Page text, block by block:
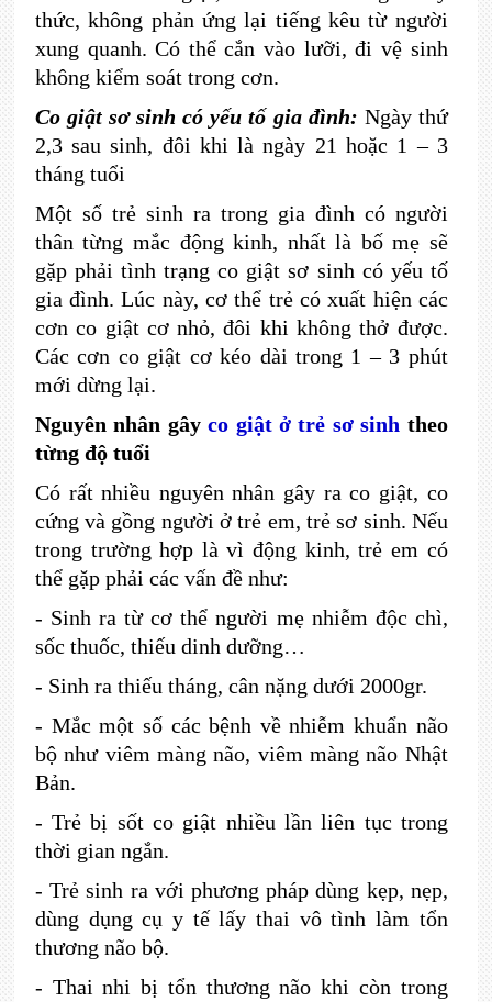
thức, không phản ứng lại tiếng kêu từ người
xung quanh. Có thể cắn vào lưỡi, đi vệ sinh
không kiểm soát trong cơn.
Co giật sơ sinh có yếu tố gia đình: Ngày thứ
2,3 sau sinh, đôi khi là ngày 21 hoặc 1 – 3
tháng tuổi
Một số trẻ sinh ra trong gia đình có người
thân từng mắc động kinh, nhất là bố mẹ sẽ
gặp phải tình trạng co giật sơ sinh có yếu tố
gia đình. Lúc này, cơ thể trẻ có xuất hiện các
cơn co giật cơ nhỏ, đôi khi không thở được.
Các cơn co giật cơ kéo dài trong 1 – 3 phút
mới dừng lại.
Nguyên nhân gâyco giật ở trẻ sơ sinh theo
từng độ tuổi
Có rất nhiều nguyên nhân gây ra co giật, co
cứng và gồng người ở trẻ em, trẻ sơ sinh. Nếu
trong trường hợp là vì động kinh, trẻ em có
thể gặp phải các vấn đề như:
- Sinh ra từ cơ thể người mẹ nhiễm độc chì,
sốc thuốc, thiếu dinh dưỡng…
- Sinh ra thiếu tháng, cân nặng dưới 2000gr.
- Mắc một số các bệnh về nhiễm khuẩn não
bộ như viêm màng não, viêm màng não Nhật
Bản.
-Trẻ bị sốt co giật nhiều lần liên tục trong
thời gian ngắn.
-Trẻ sinh ra với phương pháp dùng kẹp, nẹp,
dùng dụng cụ y tế lấy thai vô tình làm tổn
thương não bộ.
- Thai nhi bị tổn thương não khi còn trong